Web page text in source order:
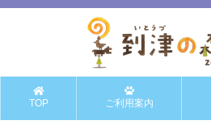
TOP ご利用案内